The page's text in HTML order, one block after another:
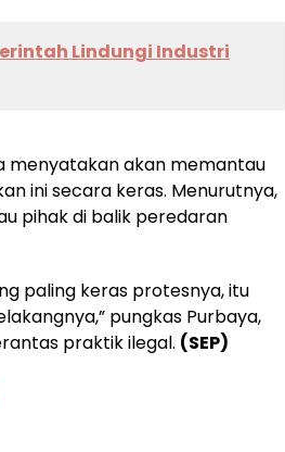
Lindungi Industri
menyatakan akan memantau
ini secara keras. Menurutnya,
pihak di balik peredaran
paling keras protesnya, itu
pungkas Purbaya,
praktik ilegal. (SEP)